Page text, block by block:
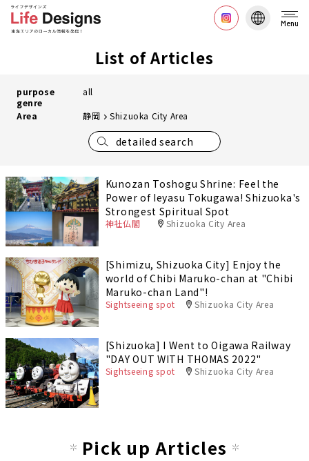
Menu
List of Articles
purpose
genre
all
Area 静岡 Shizuoka City Area
detailed search
Kunozan Toshogu Shrine: Feel the
Power of Ieyasu Tokugawa! Shizuoka's
Strongest Spiritual Spot
神社仏閣 Shizuoka City Area
[Shimizu, Shizuoka City] Enjoy the
world of Chibi Maruko-chan at "Chibi
Maruko-chan Land"!
Sightseeing spot Shizuoka City Area
[Shizuoka] I Went to Oigawa Railway
"DAY OUT WITH THOMAS 2022"
Sightseeing spot Shizuoka City Area
Pick up Articles